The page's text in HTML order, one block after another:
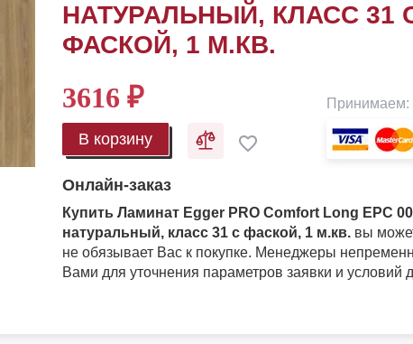
НАТУРАЛЬНЫЙ, КЛАСС 31
ФАСКОЙ, 1 М.КВ.
3616 ₽
В корзину
Принимаем:
Онлайн-заказ
Купить Ламинат Egger PRO Comfort Long EPC
натуральный, класс 31 с фаской, 1 м.кв. вы
не обязывает Вас к покупке. Менеджеры
Вами для уточнения параметров заявки и условий